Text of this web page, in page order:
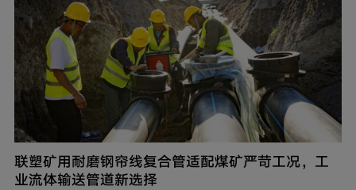
联塑矿用耐磨钢帘线复合管适配煤矿严苛工况，工
业流体输送管道新选择